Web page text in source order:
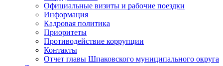
Официальные визиты и рабочие поездки
Информация
Кадровая политика
Приоритеты
Противодействие коррупции
Контакты
Отчет главы Шпаковского муниципального округа